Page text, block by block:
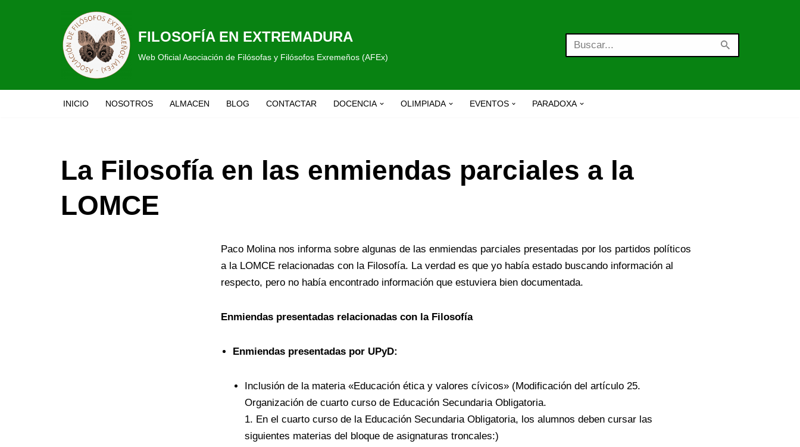
FILOSOFÍA EN EXTREMADURA
Web Oficial Asociación de Filósofas y Filósofos Exremeños (AFEx)
INICIO NOSOTROS ALMACEN BLOG CONTACTAR DOCENCIA OLIMPIADA EVENTOS PARADOXA
La Filosofía en las enmiendas parciales a la
LOMCE
Paco Molina nos informa sobre algunas de las enmiendas parciales presentadas por los partidos políticos
a la LOMCE relacionadas con la Filosofía. La verdad es que yo había estado buscando información al
respecto, pero no había encontrado información que estuviera bien documentada.
Enmiendas presentadas relacionadas con la Filosofía
Enmiendas presentadas por UPyD:
Inclusión de la materia «Educación ética y valores cívicos» (Modificación del artículo 25.
Organización de cuarto curso de Educación Secundaria Obligatoria.
1. En el cuarto curso de la Educación Secundaria Obligatoria, los alumnos deben cursar las
siguientes materias del bloque de asignaturas troncales:)